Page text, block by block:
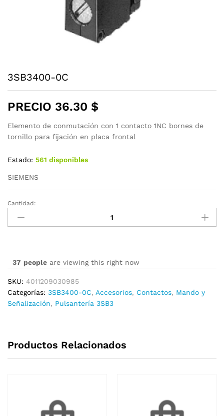
3SB3400-0C
PRECIO 36.30 $
Elemento de conmutación con 1 contacto 1NC bornes de
tornillo para fijación en placa frontal
Estado: 561 disponibles
SIEMENS
3SB3400-
cantidad
Cantidad:
37 people are viewing this right now
SKU: 4011209030985
Categorías: 3SB3400-0C, Accesorios, Contactos, Mando y
Señalización, Pulsantería 3SB3
Productos Relacionados